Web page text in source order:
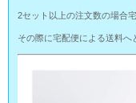
2セット以上の注文数の場合
その際に宅配便による送料へ